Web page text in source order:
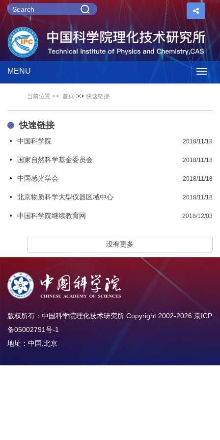
MENU
当前位置 >> 首页 >> 快速链接
快速链接
中国科学院 2018/11/18
国家自然科学基金委员会 2018/11/18
中国感光学会 2018/11/18
北京物质科学大型仪器区域中心 2018/11/18
中国科学院继续教育网 2018/12/03
没有更多
版权所有：中国科学院理化技术研究所 Copyright 2002-2026 京ICP
备05002791号-1
地址：中国.北京